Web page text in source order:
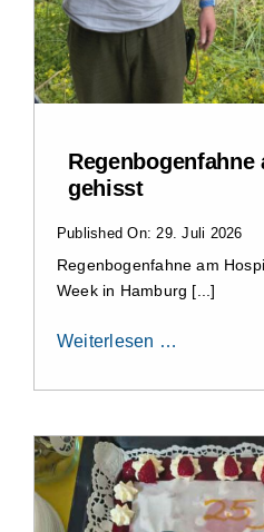
Regenbogenfahne
gehisst
Published On: 29. Juli 2026
Regenbogenfahne am
Week in Hamburg [...]
Weiterlesen …